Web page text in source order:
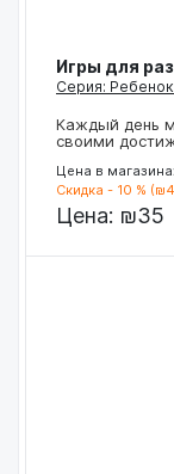
Игры для
Серия:
Каждый день
своими
Цена в
Скидка - 10 %
Цена: ₪35